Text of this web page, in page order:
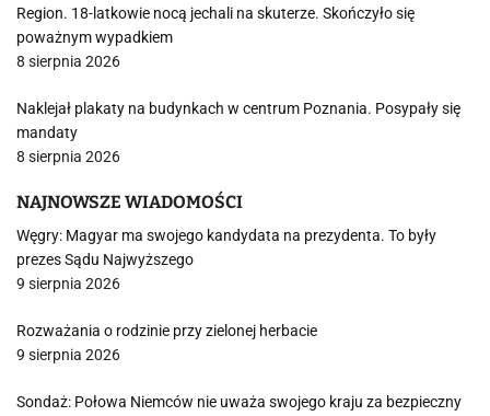
Region. 18-latkowie nocą jechali na skuterze. Skończyło się
poważnym wypadkiem
8 sierpnia 2026
Naklejał plakaty na budynkach w centrum Poznania. Posypały się
mandaty
8 sierpnia 2026
NAJNOWSZE WIADOMOŚCI
Węgry: Magyar ma swojego kandydata na prezydenta. To były
prezes Sądu Najwyższego
9 sierpnia 2026
Rozważania o rodzinie przy zielonej herbacie
9 sierpnia 2026
Sondaż: Połowa Niemców nie uważa swojego kraju za bezpieczny